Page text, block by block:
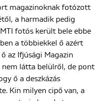
magazinoknak fotózott
a harmadik pedig
fotós került bele ebbe
a többiekkel ő azért
az Ifjúsági Magazin
látta belülről, de pont
ő a deszkázás
Kin milyen cipő van, a